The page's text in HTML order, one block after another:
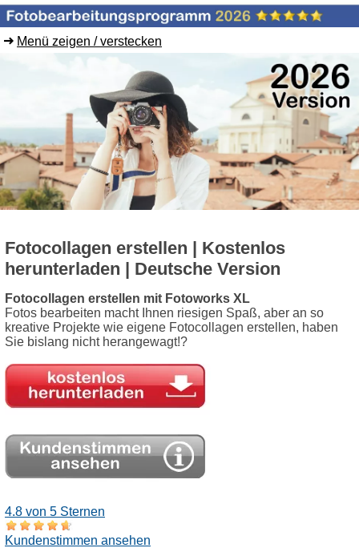
Menü zeigen / verstecken
Fotocollagen erstellen | Kostenlos
herunterladen | Deutsche Version
Fotocollagen erstellen mit Fotoworks XL
Fotos bearbeiten macht Ihnen riesigen Spaß, aber an so
kreative Projekte wie eigene Fotocollagen erstellen, haben
Sie bislang nicht herangewagt!?
4.8 von 5 Sternen
Kundenstimmen ansehen